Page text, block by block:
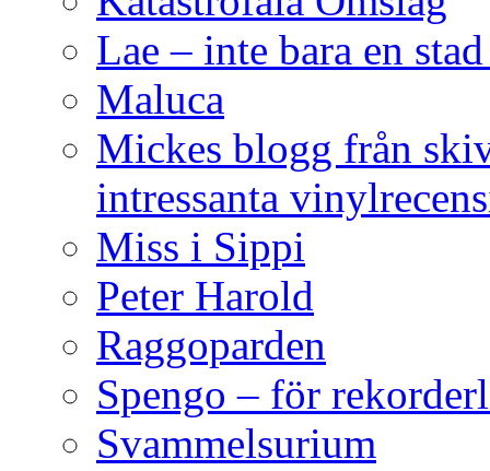
Lae – inte bara en
Maluca
Mickes blogg från
intressanta
Miss i Sippi
Peter Harold
Raggoparden
Spengo – för
Svammelsurium